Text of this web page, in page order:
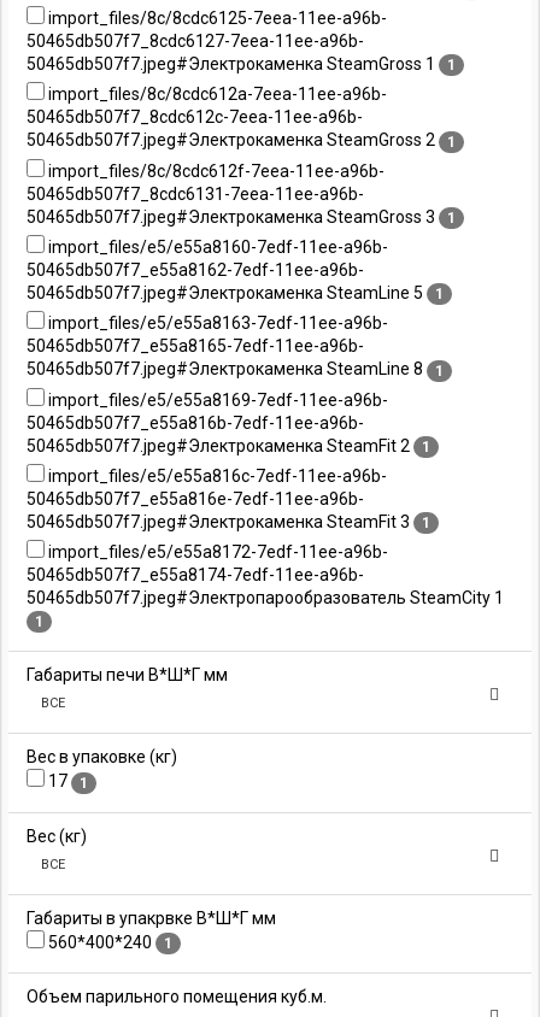
import_files/8c/8cdc6125-7eea-11ee-a96b-
50465db507f7_8cdc6127-7eea-11ee-a96b-
50465db507f7.jpeg#Электрокаменка SteamGross 1
1
import_files/8c/8cdc612a-7eea-11ee-a96b-
50465db507f7_8cdc612c-7eea-11ee-a96b-
50465db507f7.jpeg#Электрокаменка SteamGross 2
1
import_files/8c/8cdc612f-7eea-11ee-a96b-
50465db507f7_8cdc6131-7eea-11ee-a96b-
50465db507f7.jpeg#Электрокаменка SteamGross 3
1
import_files/e5/e55a8160-7edf-11ee-a96b-
50465db507f7_e55a8162-7edf-11ee-a96b-
50465db507f7.jpeg#Электрокаменка SteamLine 5
1
import_files/e5/e55a8163-7edf-11ee-a96b-
50465db507f7_e55a8165-7edf-11ee-a96b-
50465db507f7.jpeg#Электрокаменка SteamLine 8
1
import_files/e5/e55a8169-7edf-11ee-a96b-
50465db507f7_e55a816b-7edf-11ee-a96b-
50465db507f7.jpeg#Электрокаменка SteamFit 2
1
import_files/e5/e55a816c-7edf-11ee-a96b-
50465db507f7_e55a816e-7edf-11ee-a96b-
50465db507f7.jpeg#Электрокаменка SteamFit 3
1
import_files/e5/e55a8172-7edf-11ee-a96b-
50465db507f7_e55a8174-7edf-11ee-a96b-
50465db507f7.jpeg#Электропарообразователь SteamCity 1
1
Габариты печи В*Ш*Г мм
ВСЕ
Вес в упаковке (кг)
17
1
Вес (кг)
ВСЕ
Габариты в упакрвке В*Ш*Г мм
560*400*240
1
Объем парильного помещения куб.м.